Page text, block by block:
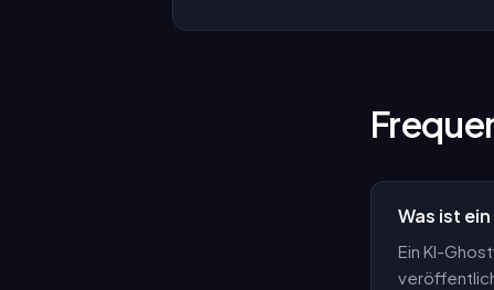
Was ist
Ein KI-